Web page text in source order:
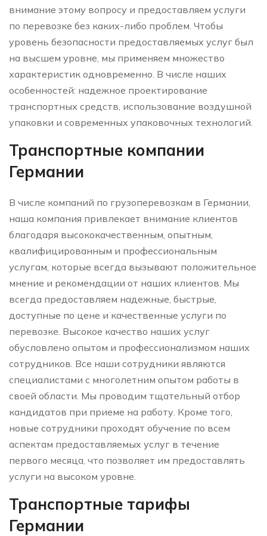
внимание этому вопросу и предоставляем услуги
по перевозке без каких-либо проблем. Чтобы
уровень безопасности предоставляемых услуг был
на высшем уровне, мы применяем множество
характеристик одновременно. В числе наших
особенностей: надежное проектирование
транспортных средств, использование воздушной
упаковки и современных упаковочных технологий.
Транспортные компании
Германии
В числе компаний по грузоперевозкам в Германии,
наша компания привлекает внимание клиентов
благодаря высококачественным, опытным,
квалифицированным и профессиональным
услугам, которые всегда вызывают положительное
мнение и рекомендации от наших клиентов. Мы
всегда предоставляем надежные, быстрые,
доступные по цене и качественные услуги по
перевозке. Высокое качество наших услуг
обусловлено опытом и профессионализмом наших
сотрудников. Все наши сотрудники являются
специалистами с многолетним опытом работы в
своей области. Мы проводим тщательный отбор
кандидатов при приеме на работу. Кроме того,
новые сотрудники проходят обучение по всем
аспектам предоставляемых услуг в течение
первого месяца, что позволяет им предоставлять
услуги на высоком уровне.
Транспортные тарифы
Германии